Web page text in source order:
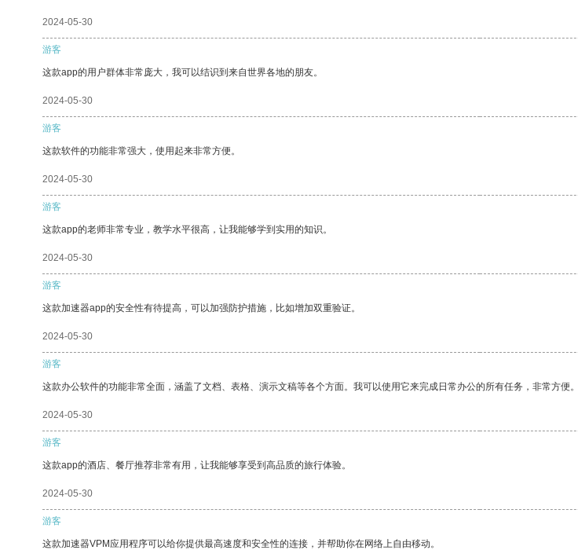
2024-05-30
游客
这款app的用户群体非常庞大，我可以结识到来自世界各地的朋友。
2024-05-30
游客
这款软件的功能非常强大，使用起来非常方便。
2024-05-30
游客
这款app的老师非常专业，教学水平很高，让我能够学到实用的知识。
2024-05-30
游客
这款加速器app的安全性有待提高，可以加强防护措施，比如增加双重验证。
2024-05-30
游客
这款办公软件的功能非常全面，涵盖了文档、表格、演示文稿等各个方面。我可以使用它来完成日常办公的所有任务，非常方便。
2024-05-30
游客
这款app的酒店、餐厅推荐非常有用，让我能够享受到高品质的旅行体验。
2024-05-30
游客
这款加速器VPM应用程序可以给你提供最高速度和安全性的连接，并帮助你在网络上自由移动。